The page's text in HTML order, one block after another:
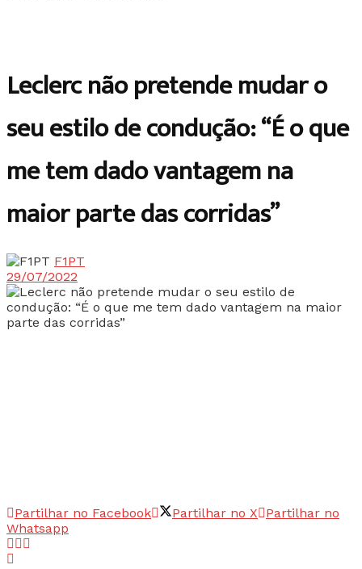
Leclerc não pretende mudar o
seu estilo de condução: “É o que
me tem dado vantagem na
maior parte das corridas”
F1PT
29/07/2022
Partilhar no Facebook Partilhar no X
Partilhar no
Whatsapp